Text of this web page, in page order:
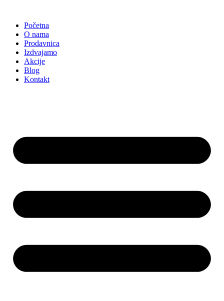
sadržajPočetna
O nama
Prodavnica
Izdvajamo
Akcije
Blog
Kontakt